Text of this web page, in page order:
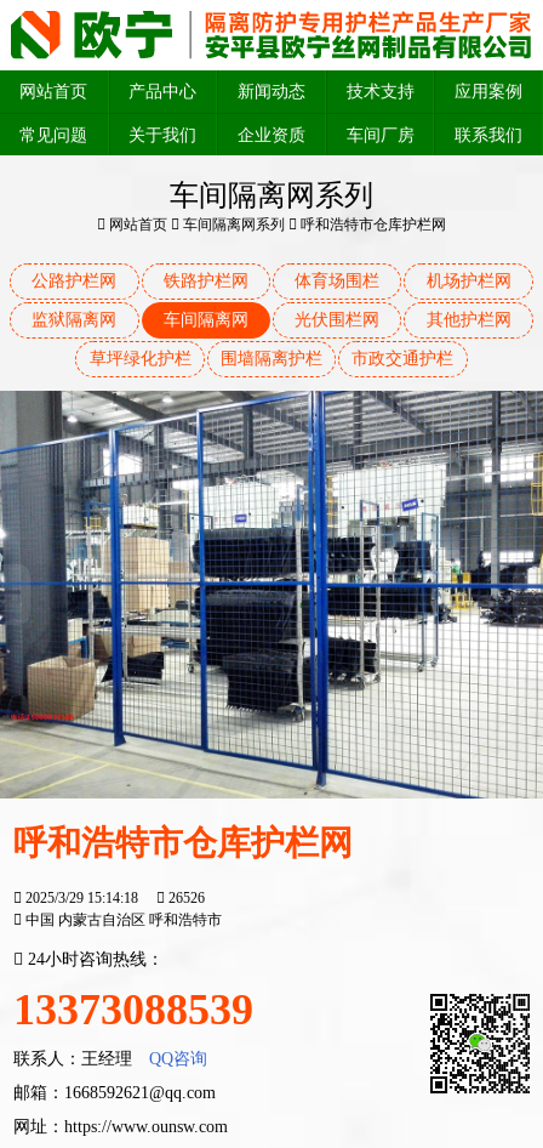
网站首页 产品中心 新闻动态 技术支持 应用案例
常见问题 关于我们 企业资质 车间厂房 联系我们
车间隔离网系列
网站首页 车间隔离网系列 呼和浩特市仓库护栏网
公路护栏网 铁路护栏网 体育场围栏 机场护栏网
监狱隔离网 车间隔离网 光伏围栏网 其他护栏网
草坪绿化护栏 围墙隔离护栏 市政交通护栏
呼和浩特市仓库护栏网
2025/3/29 15:14:18
26526
中国 内蒙古自治区 呼和浩特市
24小时咨询热线：
13373088539
联系人：王经理
QQ咨询
邮箱：1668592621@qq.com
网址：https://www.ounsw.com